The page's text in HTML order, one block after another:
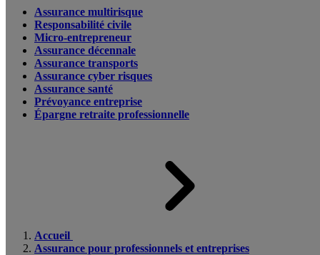
Assurance multirisque
Responsabilité civile
Micro-entrepreneur
Assurance décennale
Assurance transports
Assurance cyber risques
Assurance santé
Prévoyance entreprise
Épargne retraite professionnelle
Accueil
Assurance pour professionnels et entreprises